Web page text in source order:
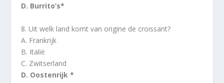
D. Burrito’s*
8. Uit welk land komt van origine de croissant?
A. Frankrijk
B. Italië
C. Zwitserland
D. Oostenrijk *